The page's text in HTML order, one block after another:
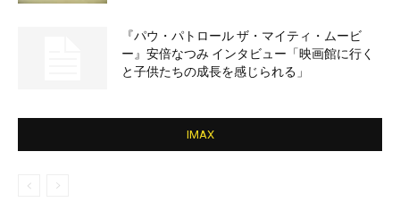
『パウ・パトロール ザ・マイティ・ムービ
ー』安倍なつみ インタビュー「映画館に行く
と子供たちの成長を感じられる」
IMAX